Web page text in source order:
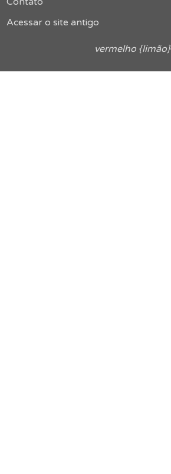
Acessar o site antigo
vermelho {limão}